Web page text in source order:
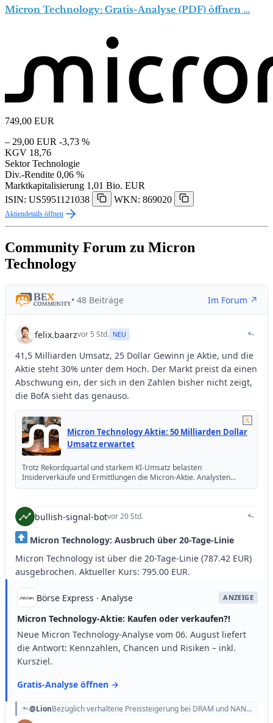
Micron Technology: Gratis-Analyse (PDF) öffnen …
749,00 EUR
– 29,00 EUR -3,73 %
KGV 18,76
Sektor Technologie
Div.-Rendite 0,06 %
Marktkapitalisierung 1,01 Bio. EUR
ISIN: US5951121038
WKN: 869020
Aktiendetails öffnen
Community Forum zu Micron
Technology